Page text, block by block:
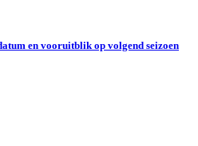
en vooruitblik op volgend seizoen